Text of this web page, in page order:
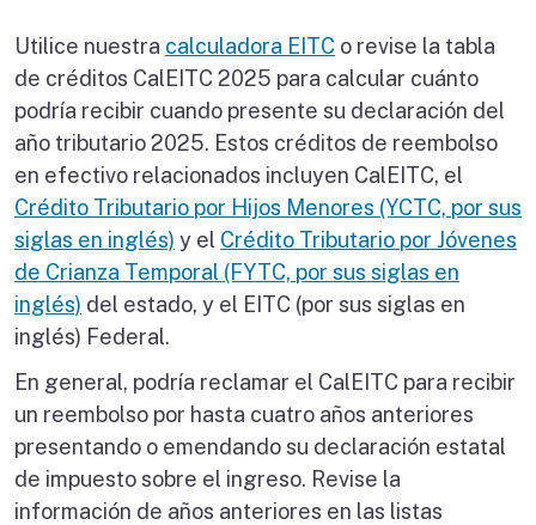
Utilice nuestra calculadora EITC o revise la tabla
de créditos CalEITC 2025 para calcular cuánto
podría recibir cuando presente su declaración del
año tributario 2025. Estos créditos de reembolso
en efectivo relacionados incluyen CalEITC, el
Crédito Tributario por Hijos Menores (YCTC, por sus
siglas en inglés) y el Crédito Tributario por Jóvenes
de Crianza Temporal (FYTC, por sus siglas en
inglés) del estado, y el EITC (por sus siglas en
inglés) Federal.
En general, podría reclamar el CalEITC para recibir
un reembolso por hasta cuatro años anteriores
presentando o emendando su declaración estatal
de impuesto sobre el ingreso. Revise la
información de años anteriores en las listas